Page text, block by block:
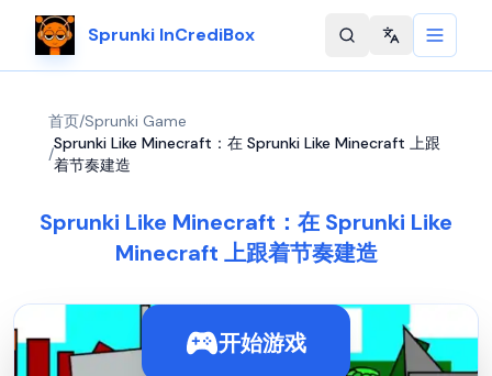
Sprunki InCrediBox Change
首页/Sprunki Game
/
Sprunki Like Minecraft：在 Sprunki Like Minecraft 上跟
着节奏建造
Sprunki Like Minecraft：在 Sprunki Like
Minecraft 上跟着节奏建造
开始游戏